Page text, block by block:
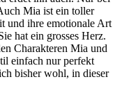
Mia ist ein toller
und ihre emotionale Art
hat ein grosses Herz.
Charakteren Mia und
einfach nur perfekt
bisher wohl, in dieser